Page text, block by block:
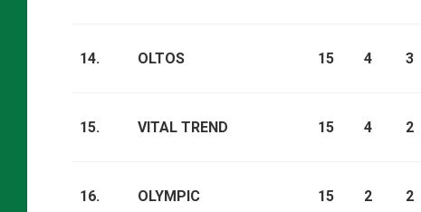
14. OLTOS 15 4 3
15. VITAL TREND 15 4 2
16. OLYMPIC 15 2 2